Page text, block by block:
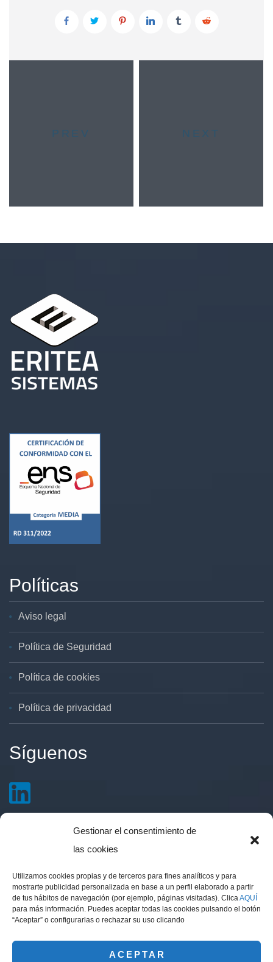
Gestionar el consentimiento de
las cookies
Utilizamos cookies propias y de terceros para fines analíticos y para
mostrarte publicidad personalizada en base a un perfil elaborado a partir
de tus hábitos de navegación (por ejemplo, páginas visitadas). ClicaAQUÍ
para más información. Puedes aceptar todas las cookies pulsando el botón
“Aceptar” o configurarlas o rechazar su uso clicando
ACEPTAR
PREV NEXT
Políticas
Aviso legal
Política de Seguridad
Política de cookies
Política de privacidad
Síguenos
Contacto
Avd. 14 de Abril 51, local. 11510 Puerto Real,
Cádiz
info@eritea.es
(+34) 856 211 442